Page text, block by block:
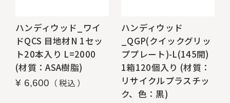
ハンディウッド_ワイ
ドQCS 目地材N 1セッ
ト20本入り L=2000
(材質：ASA樹脂)
¥ 6,600 税込
ハンディウッド
_QGP(クイックグリッ
ププレート)-L(145開)
1箱120個入り (材質：
リサイクルプラスチッ
ク、色：黒)